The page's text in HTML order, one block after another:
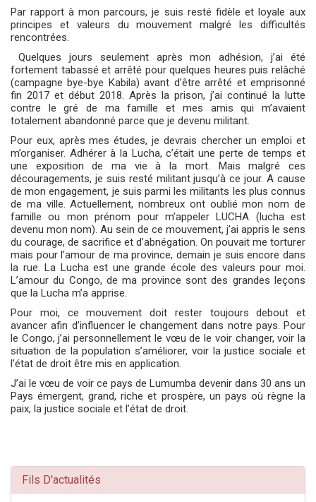
Par rapport à mon parcours, je suis resté fidèle et loyale aux
principes et valeurs du mouvement malgré les difficultés
rencontrées.
Quelques jours seulement après mon adhésion, j’ai été
fortement tabassé et arrêté pour quelques heures puis relâché
(campagne bye-bye Kabila) avant d’être arrêté et emprisonné
fin 2017 et début 2018. Après la prison, j’ai continué la lutte
contre le gré de ma famille et mes amis qui m’avaient
totalement abandonné parce que je devenu militant.
Pour eux, après mes études, je devrais chercher un emploi et
m’organiser. Adhérer à la Lucha, c’était une perte de temps et
une exposition de ma vie à la mort. Mais malgré ces
découragements, je suis resté militant jusqu’à ce jour. A cause
de mon engagement, je suis parmi les militants les plus connus
de ma ville. Actuellement, nombreux ont oublié mon nom de
famille ou mon prénom pour m’appeler LUCHA (lucha est
devenu mon nom). Au sein de ce mouvement, j’ai appris le sens
du courage, de sacrifice et d’abnégation. On pouvait me torturer
mais pour l’amour de ma province, demain je suis encore dans
la rue. La Lucha est une grande école des valeurs pour moi.
L’amour du Congo, de ma province sont des grandes leçons
que la Lucha m’a apprise.
Pour moi, ce mouvement doit rester toujours debout et
avancer afin d’influencer le changement dans notre pays. Pour
le Congo, j’ai personnellement le vœu de le voir changer, voir la
situation de la population s’améliorer, voir la justice sociale et
l’état de droit être mis en application.
J’ai le vœu de voir ce pays de Lumumba devenir dans 30 ans un
Pays émergent, grand, riche et prospère, un pays où règne la
paix, la justice sociale et l’état de droit.
Fils D'actualités